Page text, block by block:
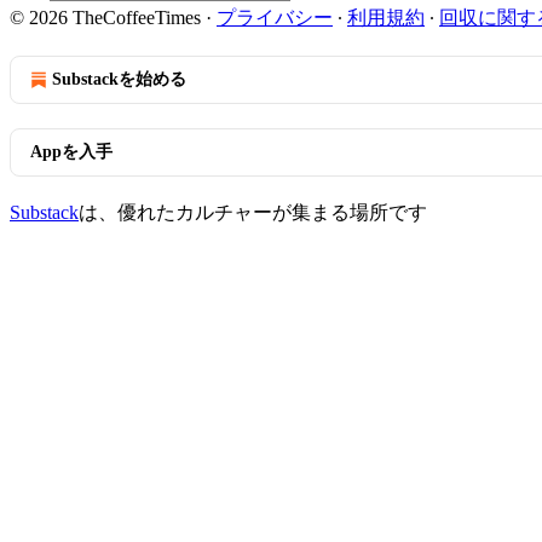
© 2026 TheCoffeeTimes · プライバシー ∙ 利用規約 ∙ 回収に関
Substackを始める
Appを入手
Substackは、優れたカルチャーが集まる場所です